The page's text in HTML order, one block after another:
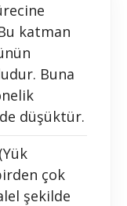
katman
Buna
düşüktür.
çok
şekilde